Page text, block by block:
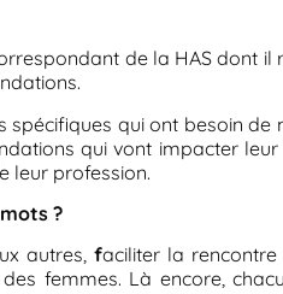
de la HAS dont il
qui ont besoin de
qui vont impacter leur
leur profession.
?
autres, faciliter la rencontre
femmes. Là encore,